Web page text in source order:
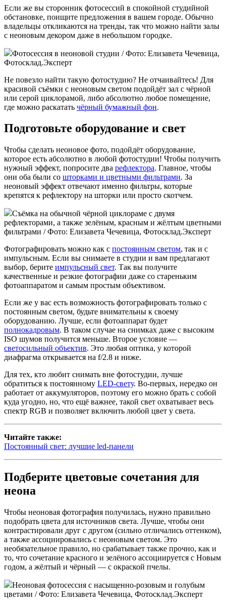
Если же вы сторонник фотосессий в спокойной студийной
обстановке, поищите предложения в вашем городе. Обычно
владельцы откликаются на тренды, так что можно найти залы
с неоновым декором даже в небольшом городке.
Фотосессия в неоновой студии / Фото: Елизавета Чечевица,
Фотосклад.Эксперт
Не повезло найти такую фотостудию? Не отчаивайтесь! Для
красивой съёмки с неоновым светом подойдёт зал с чёрной
или серой циклорамой, либо абсолютно любое помещение,
где можно раскатать чёрный бумажный фон.
Подготовьте оборудование и свет
Чтобы сделать неоновое фото, подойдёт оборудование,
которое есть абсолютно в любой фотостудии! Чтобы получить
нужный эффект, попросите два рефлектора. Главное, чтобы
они оба были со шторками и цветными фильтрами. За
неоновый эффект отвечают именно фильтры, которые
крепятся к рефлектору на шторки или просто скотчем.
Съёмка на обычной чёрной циклораме с двумя
рефлекторами, а также зелёным, красным и жёлтым цветными
фильтрами / Фото: Елизавета Чечевица, Фотосклад.Эксперт
Фотографировать можно как с постоянным светом, так и с
импульсным. Если вы снимаете в студии и вам предлагают
выбор, берите импульсный свет. Так вы получите
качественные и резкие фотографии даже со стареньким
фотоаппаратом и самым простым объективом.
Если же у вас есть возможность фотографировать только с
постоянным светом, будьте внимательны к своему
оборудованию. Лучше, если фотоаппарат будет
полнокадровым. В таком случае на снимках даже с высоким
ISO шумов получится меньше. Второе условие —
светосильный объектив. Это любая оптика, у которой
диафрагма открывается на f/2.8 и ниже.
Для тех, кто любит снимать вне фотостудии, лучше
обратиться к постоянному LED-свету. Во-первых, нередко он
работает от аккумуляторов, поэтому его можно брать с собой
куда угодно, но, что ещё важнее, такой свет охватывает весь
спектр RGB и позволяет включить любой цвет у света.
Читайте также:
Постоянный свет: лучшие led-панели
Подберите цветовые сочетания для
неона
Чтобы неоновая фотография получилась, нужно правильно
подобрать цвета для источников света. Лучше, чтобы они
контрастировали друг с другом (сильно отличались оттенком),
а также ассоциировались с неоновым светом. Это
необязательное правило, но срабатывает также прочно, как и
то, что сочетание красного и зелёного ассоциируется с Новым
годом, а жёлтый и чёрный — с окраской пчелы.
Неоновая фотосессия с насыщенно-розовым и голубым
цветами / Фото: Елизавета Чечевица, Фотосклад.Эксперт